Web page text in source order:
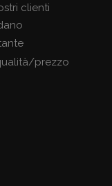
clienti
prezzo